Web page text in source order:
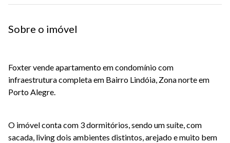
Sobre o imóvel
Foxter vende apartamento em condomínio com
infraestrutura completa em Bairro Lindóia, Zona norte em
Porto Alegre.
O imóvel conta com 3 dormitórios, sendo um suíte, com
sacada, living dois ambientes distintos, arejado e muito bem